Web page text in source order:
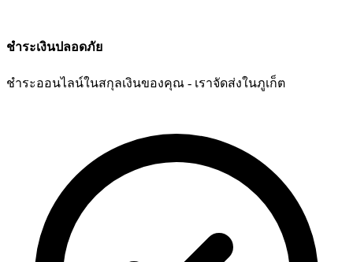
ชำระเงินปลอดภัย
ชำระออนไลน์ในสกุลเงินของคุณ - เราจัดส่งในภูเก็ต